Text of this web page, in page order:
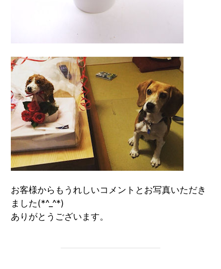
お客様からもうれしいコメントとお写真いただき
ました(*^_^*)
ありがとうございます。